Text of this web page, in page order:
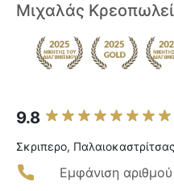
Μιχαλάς
9.8
Σκριπερο, Παλαιοκαστρίτσας
Εμφάνιση